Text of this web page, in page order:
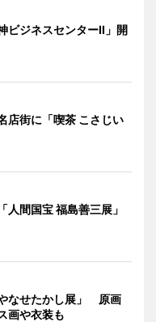
ビジネスセンターII」開
店街に「喫茶 こさじい
人間国宝 福島善三展」
なせたかし展」 原画
画や衣装も